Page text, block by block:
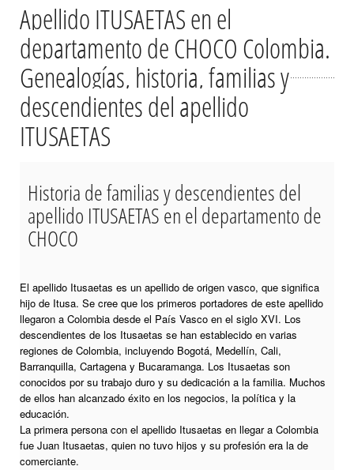
Apellido ITUSAETAS en el
departamento de CHOCO Colombia.
Genealogías, historia, familias y
descendientes del apellido
ITUSAETAS
Historia de familias y descendientes del
apellido ITUSAETAS en el departamento de
CHOCO
El apellido Itusaetas es un apellido de origen vasco, que significa
hijo de Itusa. Se cree que los primeros portadores de este apellido
llegaron a Colombia desde el País Vasco en el siglo XVI. Los
descendientes de los Itusaetas se han establecido en varias
regiones de Colombia, incluyendo Bogotá, Medellín, Cali,
Barranquilla, Cartagena y Bucaramanga. Los Itusaetas son
conocidos por su trabajo duro y su dedicación a la familia. Muchos
de ellos han alcanzado éxito en los negocios, la política y la
educación.
La primera persona con el apellido Itusaetas en llegar a Colombia
fue Juan Itusaetas, quien no tuvo hijos y su profesión era la de
comerciante.